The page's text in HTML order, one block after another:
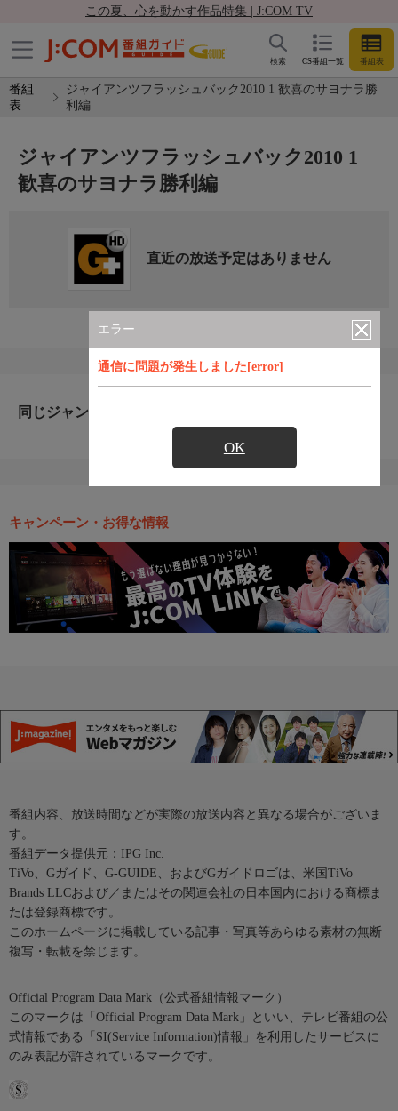
この夏、心を動かす作品特集 | J:COM TV
CS番組一覧 番組表
検索
番組
表
ジャイアンツフラッシュバック2010 1 歓喜のサヨナラ勝
利編
エラー
通信に問題が発生しました[error]
OK
ジャイアンツフラッシュバック2010 1
歓喜のサヨナラ勝利編
直近の放送予定はありません
同じジャンルのおすすめ番組
キャンペーン・お得な情報
番組内容、放送時間などが実際の放送内容と異なる場合がございま
す。
番組データ提供元：IPG Inc.
TiVo、Gガイド、G-GUIDE、およびGガイドロゴは、米国TiVo
Brands LLCおよび／またはその関連会社の日本国内における商標ま
たは登録商標です。
このホームページに掲載している記事・写真等あらゆる素材の無断
複写・転載を禁じます。
Official Program Data Mark（公式番組情報マーク）
このマークは「Official Program Data Mark」といい、テレビ番組の公
式情報である「SI(Service Information)情報」を利用したサービスに
のみ表記が許されているマークです。